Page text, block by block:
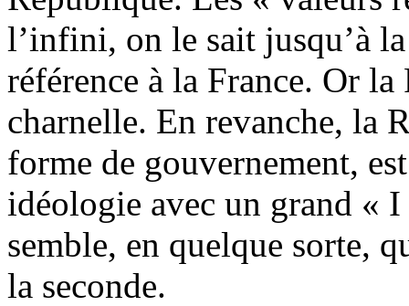
l’infini, on le sait jusqu’à
référence à la France. Or la
charnelle. En revanche, la
forme de gouvernement,
idéologie avec un grand «
semble, en quelque sorte,
la seconde.